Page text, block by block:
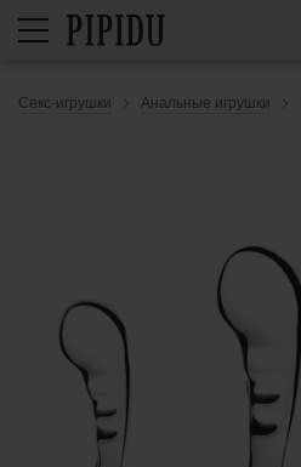
Секс-игрушки Анальные игрушки